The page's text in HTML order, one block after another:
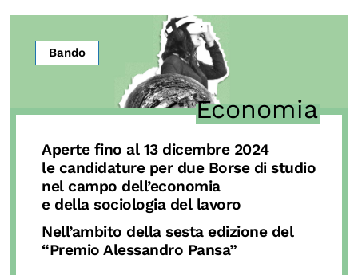
Bando
Economia
Aperte fino al 13 dicembre 2024
le candidature per due Borse di studio
nel campo dell’economia
e della sociologia del lavoro
Nell’ambito della sesta edizione del
“Premio Alessandro Pansa”